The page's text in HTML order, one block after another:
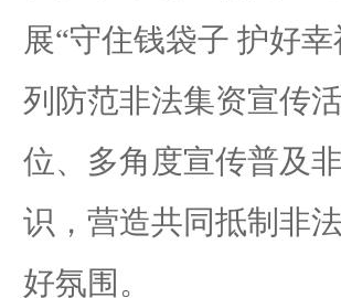
展“守住钱袋子 护好幸
列防范非法集资宣传
位、多角度宣传普及
识，营造共同抵制非
好氛围。